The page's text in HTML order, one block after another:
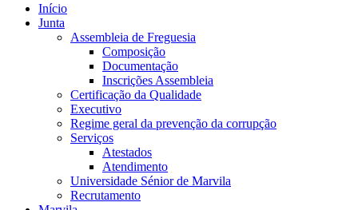
Início
Junta
Assembleia de Freguesia
Composição
Documentação
Inscrições Assembleia
Certificação da Qualidade
Executivo
Regime geral da prevenção da corrupção
Serviços
Atestados
Atendimento
Universidade Sénior de Marvila
Recrutamento